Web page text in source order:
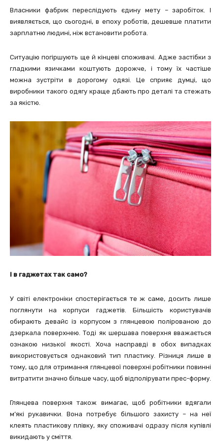
Власники фабрик переслідують єдину мету – заробіток. І
виявляється, що сьогодні, в епоху роботів, дешевше платити
зарплатню людині, ніж встановити робота.
Ситуацію погіршують ще й кінцеві споживачі. Адже застібки з
гладкими язичками коштують дорожче, і тому їх частіше
можна зустріти в дорогому одязі. Це сприяє думці, що
виробники такого одягу краще дбають про деталі та стежать
за якістю.
І в гаджетах так само?
У світі електроніки спостерігається те ж саме, досить лише
поглянути на корпуси гаджетів. Більшість користувачів
обирають девайс із корпусом з глянцевою полірованою до
дзеркала поверхнею. Тоді як шершава поверхня вважається
ознакою низької якості. Хоча насправді в обох випадках
використовується однаковий тип пластику. Різниця лише в
тому, що для отримання глянцевої поверхні робітники повинні
витратити значно більше часу, щоб відполірувати прес-форму.
Глянцева поверхня також вимагає, щоб робітники вдягали
м’які рукавички. Вона потребує більшого захисту – на неї
клеять пластикову плівку, яку споживачі одразу після купівлі
викидають у сміття.